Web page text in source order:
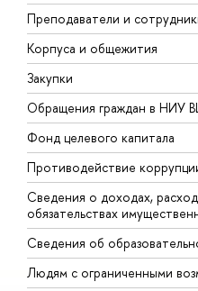
Преподаватели и
Корпуса и общежития
Закупки
Обращения граждан в НИУ
Фонд целевого капитала
Противодействие
Сведения о доходах,
обязательствах
Сведения об
Людям с ограниченными